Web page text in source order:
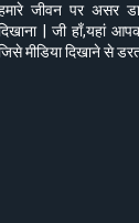
जीवन पर असर
| जी हाँ,यहां
मीडिया दिखाने से